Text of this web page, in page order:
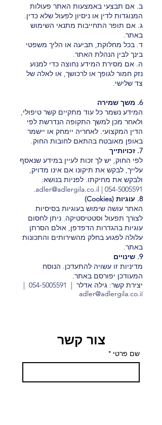
ב. אם תבצעי באמצעות האתר פעולות
המנוגדות לדין או ניסיון לפעול שלא כדין.
ג. אם תופר התחייבות מתנאי השימוש
באתר.
ד. בכל מחלוקת, תביעה או הליך משפטי
בינך לבין הנהלת האתר.
ה. אם מסירת המידע נחוצה כדי למנוע
נזק חמור לגופך או לרכושך, או לאלה של
צד שלישי.
6. משך שמירה
המידע נשמר כל עוד מתקיים קשר טיפולי,
ולאחר מכן למשך התקופה הנדרשת לפי
הדין המקצועי. לאחריה יימחק או יישמר
באופן מאובטח בהתאם לחובות החוק.
7. זכויותייך
לפי החוק, יש לך זכות לעיין במידע שנאסף
עלייך, לבקש את תיקונו אם אינו מדויק,
ולבקש את מחיקתו. לפניות בנושא:
adler@adlergila.co.il | 054-5005591
.
8. עוגיות (Cookies)
האתר עושה שימוש בעוגיות בסיסיות
לצורך תפעול וסטטיסטיקה. ניתן לחסום
עוגיות בהגדרות הדפדפן, אולם הסרתן
עלולה לפגוע בחלק מהשירותים והתכונות
באתר.
9. שינויים
מדיניות זו עשויה להתעדכן. הנוסח
המעודכן יפורסם באתר.
יצירת קשר: גילה אדלר |
054-5005591
|
adler@adlergila.co.il
צור קשר
שם פרטי *